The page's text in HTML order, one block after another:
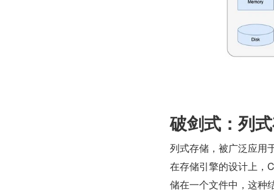
破剑式：列
列式存储，被广泛应用
在存储引擎的设计上，
储在一个文件中，这种